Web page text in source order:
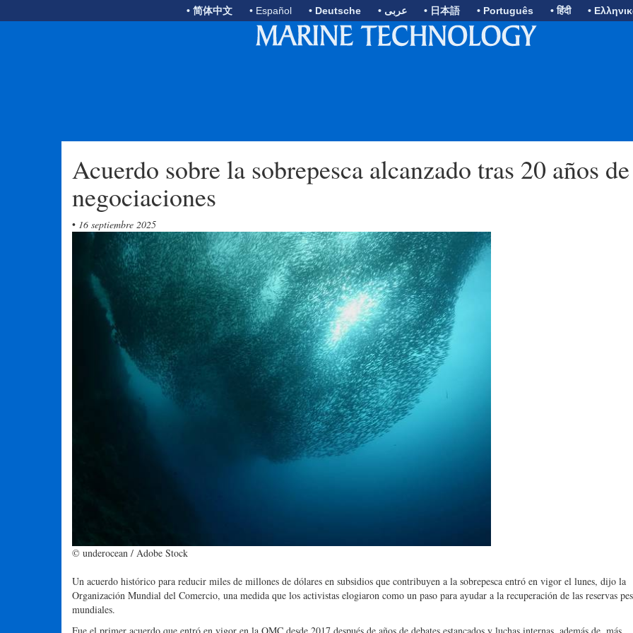
• 简体中文 • Español • Deutsche • عربى • 日本語 • Português • हिंदी •
Acuerdo sobre la sobrepesca alcanzado tras 20 años de
negociaciones
• 16 septiembre 2025
© underocean / Adobe Stock
Un acuerdo histórico para reducir miles de millones de dólares en subsidios que contribuyen a la sobrepesca entró en vigor el lunes, dijo la
Organización Mundial del Comercio, una medida que los activistas elogiaron como un paso para ayudar a la recuperación de las reservas
mundiales.